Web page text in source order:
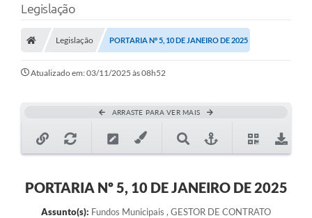
Legislação
Legislação PORTARIA Nº 5, 10 DE JANEIRO DE 2025
Atualizado em: 03/11/2025 às 08h52
ARRASTE PARA VER MAIS
PORTARIA Nº 5, 10 DE JANEIRO DE 2025
Assunto(s): Fundos Municipais , GESTOR DE CONTRATO